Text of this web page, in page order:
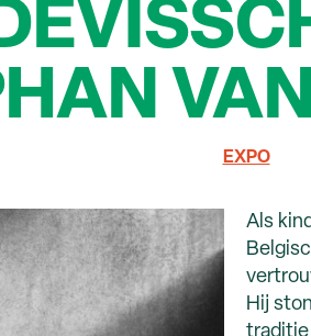
EXPO
Als
Hij